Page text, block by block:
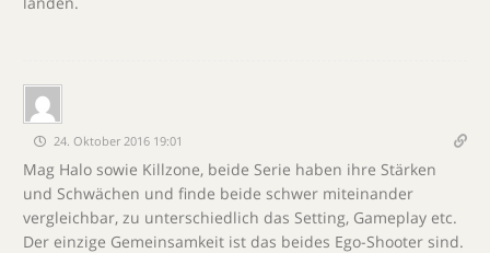
24. Oktober 2016 19:01
Mag Halo sowie Killzone, beide Serie haben ihre Stärken
und Schwächen und finde beide schwer miteinander
vergleichbar, zu unterschiedlich das Setting, Gameplay etc.
Der einzige Gemeinsamkeit ist das beides Ego-Shooter sind.